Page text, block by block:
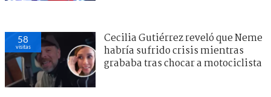
58
visitas
Cecilia Gutiérrez reveló que Neme
habría sufrido crisis mientras
grababa tras chocar a motociclista